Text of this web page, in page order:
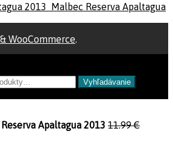
2013
Malbec Reserva Apaltagua
WooCommerce.
Vyhľadávanie
Apaltagua 2013 11.99€